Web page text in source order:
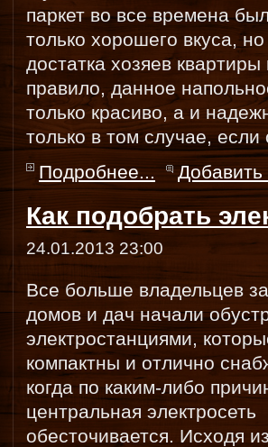
паркет во все времена
только хорошего вкуса,
достатка хозяев
правило, данное
только красиво, а и
только в том случае,
Подробнее...
Как подобрать
24.01.2013 23:00
Все больше владельцев
домов и дач начали
электростанциями,
компактны и отлично
когда по каким-либо
центральная электросеть
обесточивается. Исходя